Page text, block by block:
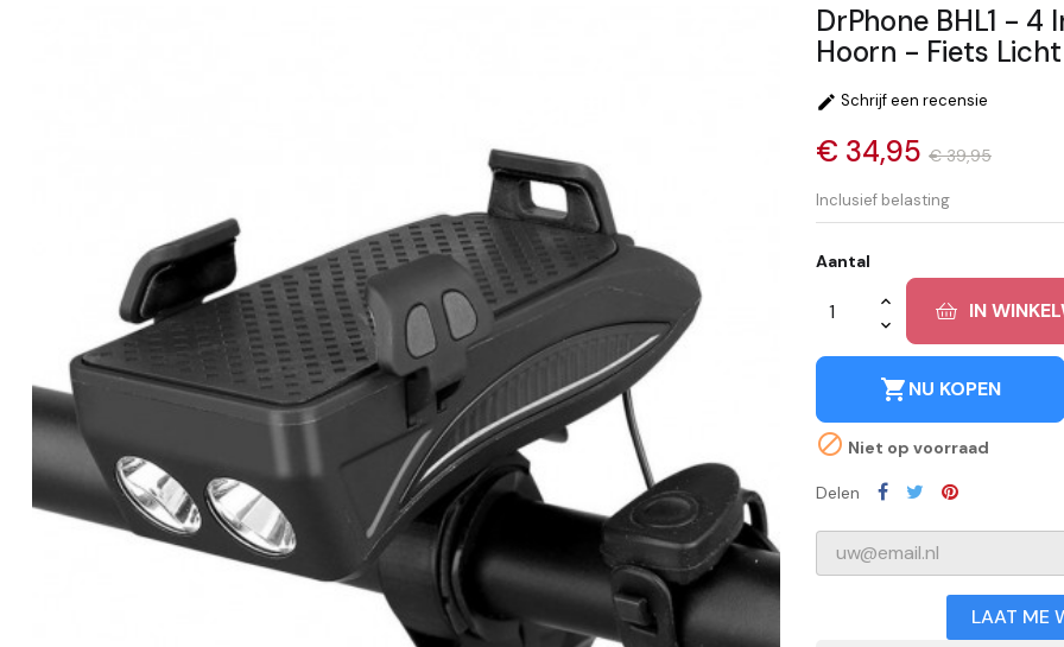
DrPhone BHL1 -
Hoorn - Fiets
 Schrijf een recensie
€ 34,95 € 39,95
Inclusief belasting
Aantal
IN
shopping_cartNU KOPEN
 Niet op voorraad
Delen
LAAT ME